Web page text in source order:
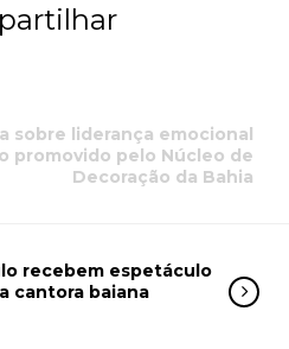
sobre liderança emocional
promovido pelo Núcleo de
Decoração da Bahia
recebem espetáculo
cantora baiana